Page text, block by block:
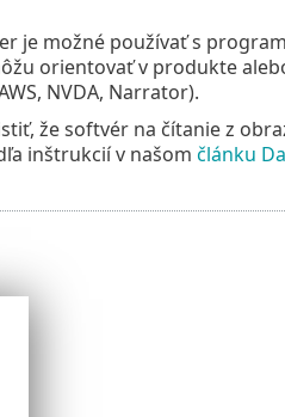
je možné používať s
orientovať v produkte
NVDA, Narrator).
že softvér na čítanie z
inštrukcií v našom článku